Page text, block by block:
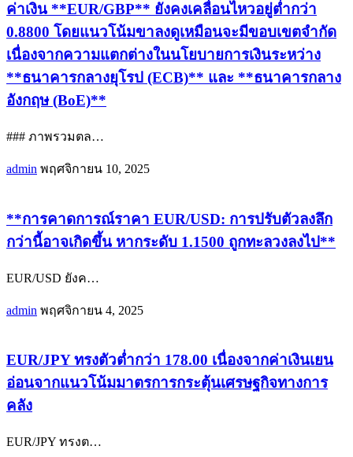
ค่าเงิน **EUR/GBP** ยังคงเคลื่อนไหวอยู่ต่ำกว่า
0.8800 โดยแนวโน้มขาลงดูเหมือนจะมีขอบเขตจำกัด
เนื่องจากความแตกต่างในนโยบายการเงินระหว่าง
**ธนาคารกลางยุโรป (ECB)** และ **ธนาคารกลาง
อังกฤษ (BoE)**
### ภาพรวมตล…
admin พฤศจิกายน 10, 2025
**การคาดการณ์ราคา EUR/USD: การปรับตัวลงลึก
กว่านี้อาจเกิดขึ้น หากระดับ 1.1500 ถูกทะลวงลงไป**
EUR/USD ยังค…
admin พฤศจิกายน 4, 2025
EUR/JPY ทรงตัวต่ำกว่า 178.00 เนื่องจากค่าเงินเยน
อ่อนจากแนวโน้มมาตรการกระตุ้นเศรษฐกิจทางการ
คลัง
EUR/JPY ทรงต…